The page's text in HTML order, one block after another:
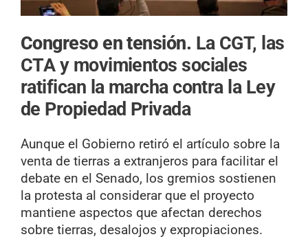
Congreso en tensión. La CGT, las
CTA y movimientos sociales
ratifican la marcha contra la Ley
de Propiedad Privada
Aunque el Gobierno retiró el artículo sobre la
venta de tierras a extranjeros para facilitar el
debate en el Senado, los gremios sostienen
la protesta al considerar que el proyecto
mantiene aspectos que afectan derechos
sobre tierras, desalojos y expropiaciones.